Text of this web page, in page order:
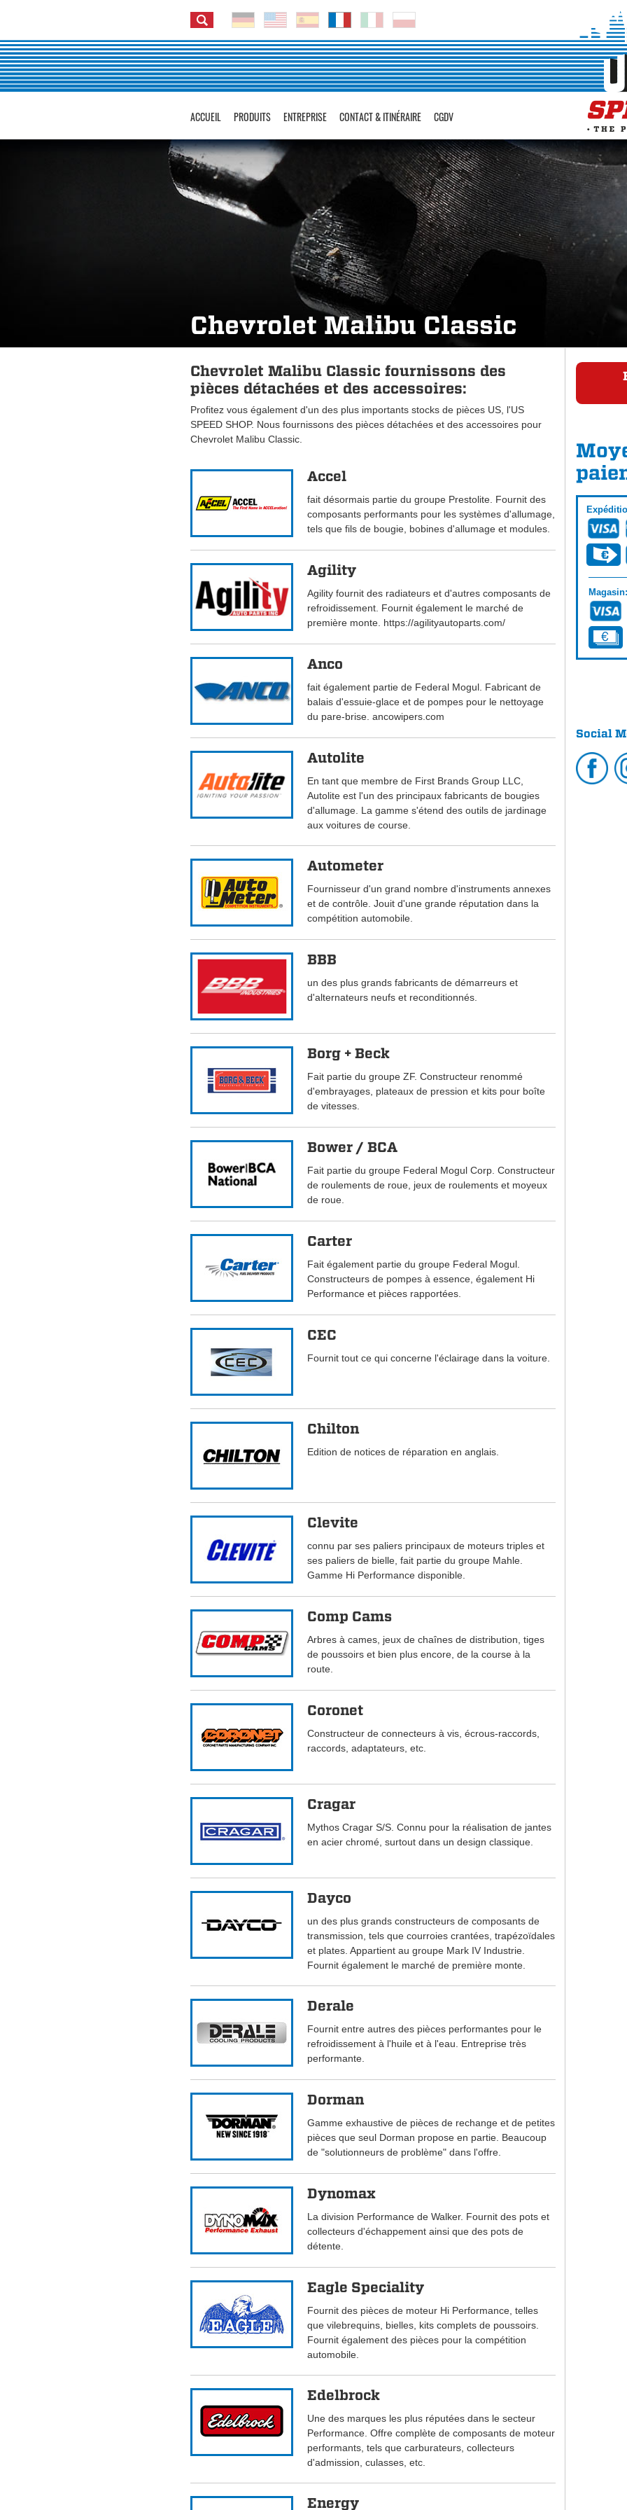
ACCUEIL PRODUITS ENTREPRISE CONTACT & ITINÉRAIRE CGDV
Chevrolet Malibu Classic
Chevrolet Malibu Classic fournissons des
pièces détachées et des accessoires:
Profitez vous également d'un des plus importants stocks de pièces US, l'US
SPEED SHOP. Nous fournissons des pièces détachées et des accessoires pour
Chevrolet Malibu Classic.
Accel
fait désormais partie du groupe Prestolite. Fournit des
composants performants pour les systèmes d'allumage,
tels que fils de bougie, bobines d'allumage et modules.
Agility
Agility fournit des radiateurs et d'autres composants de
refroidissement. Fournit également le marché de
première monte. https://agilityautoparts.com/
Anco
fait également partie de Federal Mogul. Fabricant de
balais d'essuie-glace et de pompes pour le nettoyage
du pare-brise. ancowipers.com
Autolite
En tant que membre de First Brands Group LLC,
Autolite est l'un des principaux fabricants de bougies
d'allumage. La gamme s'étend des outils de jardinage
aux voitures de course.
Autometer
Fournisseur d'un grand nombre d'instruments annexes
et de contrôle. Jouit d'une grande réputation dans la
compétition automobile.
BBB
un des plus grands fabricants de démarreurs et
d'alternateurs neufs et reconditionnés.
Borg + Beck
Fait partie du groupe ZF. Constructeur renommé
d'embrayages, plateaux de pression et kits pour boîte
de vitesses.
Bower / BCA
Fait partie du groupe Federal Mogul Corp. Constructeur
de roulements de roue, jeux de roulements et moyeux
de roue.
Carter
Fait également partie du groupe Federal Mogul.
Constructeurs de pompes à essence, également Hi
Performance et pièces rapportées.
CEC
Fournit tout ce qui concerne l'éclairage dans la voiture.
Chilton
Edition de notices de réparation en anglais.
Clevite
connu par ses paliers principaux de moteurs triples et
ses paliers de bielle, fait partie du groupe Mahle.
Gamme Hi Performance disponible.
Comp Cams
Arbres à cames, jeux de chaînes de distribution, tiges
de poussoirs et bien plus encore, de la course à la
route.
Coronet
Constructeur de connecteurs à vis, écrous-raccords,
raccords, adaptateurs, etc.
Cragar
Mythos Cragar S/S. Connu pour la réalisation de jantes
en acier chromé, surtout dans un design classique.
Dayco
un des plus grands constructeurs de composants de
transmission, tels que courroies crantées, trapézoïdales
et plates. Appartient au groupe Mark IV Industrie.
Fournit également le marché de première monte.
Derale
Fournit entre autres des pièces performantes pour le
refroidissement à l'huile et à l'eau. Entreprise très
performante.
Dorman
Gamme exhaustive de pièces de rechange et de petites
pièces que seul Dorman propose en partie. Beaucoup
de "solutionneurs de problème" dans l'offre.
Dynomax
La division Performance de Walker. Fournit des pots et
collecteurs d'échappement ainsi que des pots de
détente.
Eagle Speciality
Fournit des pièces de moteur Hi Performance, telles
que vilebrequins, bielles, kits complets de poussoirs.
Fournit également des pièces pour la compétition
automobile.
Edelbrock
Une des marques les plus réputées dans le secteur
Performance. Offre complète de composants de moteur
performants, tels que carburateurs, collecteurs
d'admission, culasses, etc.
Energy
Magasin:
Social